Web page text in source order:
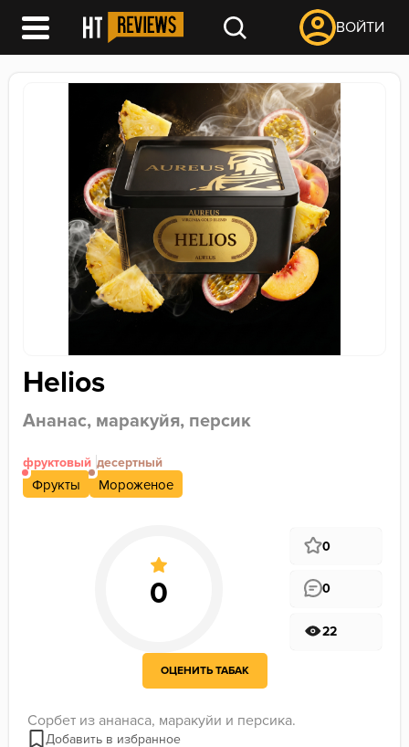
ВОЙТИ
Helios
Ананас, маракуйя, персик
фруктовый десертный
Фрукты Мороженое
Сорбет из ананаса, маракуйи и персика.
0
0
22
ОЦЕНИТЬ ТАБАК